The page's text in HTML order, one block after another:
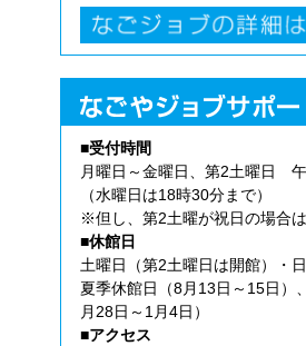
■受付時間
月曜日～金曜日、第2土曜日
（水曜日は18時30分まで）
※但し、第2土曜が祝日の場合
■休館日
土曜日（第2土曜日は開館）・
夏季休館日（8月13日～15日）
月28日～1月4日）
■アクセス